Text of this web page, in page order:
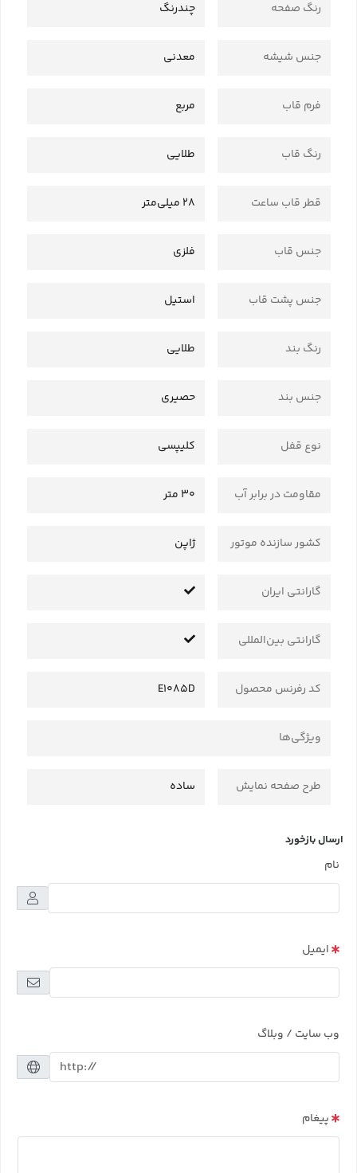
رنگ صفحه چندرنگ
جنس شیشه معدنی
فرم قاب مربع
رنگ قاب طلایی
قطر قاب ساعت 28 میلی‌متر
جنس قاب فلزی
جنس پشت قاب استیل
رنگ بند طلایی
جنس بند حصیری
نوع قفل کلیپسی
مقاومت در برابر آب 30 متر
کشور سازنده موتور ژاپن
گارانتی ایران
گارانتی بین‌المللی
کد رفرنس محصول E1085D
ویژگی‌ها
طرح صفحه نمایش ساده
ارسال بازخورد
نام
ایمیل
وب سایت / وبلاگ
پیغام